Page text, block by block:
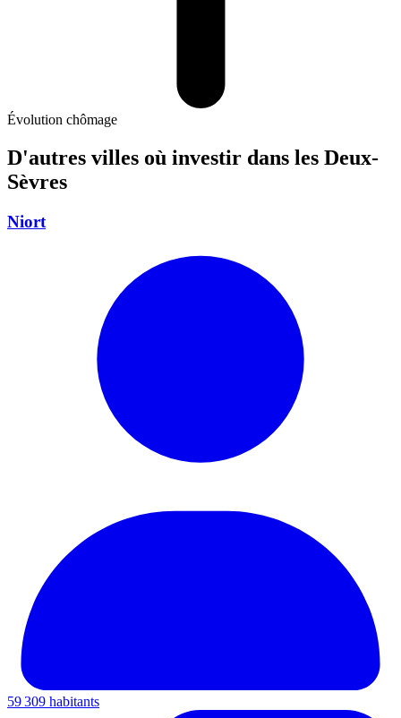
Évolution chômage
D'autres villes où investir dans les Deux-
Sèvres
Niort
59 309 habitants